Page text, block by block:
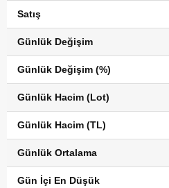
Satış
Günlük Değişim
Günlük Değişim (%)
Günlük Hacim (Lot)
Günlük Hacim (TL)
Günlük Ortalama
Gün İçi En Düşük